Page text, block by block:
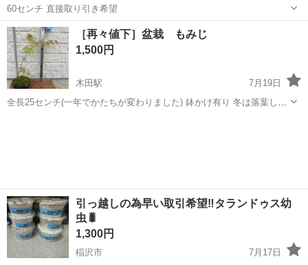
60センチ 直接取り引き希望
愛知 稲沢市 奥田駅 その他
［再々値下］盆栽 もみじ
1,500円
木田駅
7月19日
全長25センチ(一年でかたちが変わりました) 鉢かけ有り 冬は落葉しま
引っ越しの為早い取引希望‼️タランドゥス幼
虫🐛
1,300円
稲沢市
7月17日